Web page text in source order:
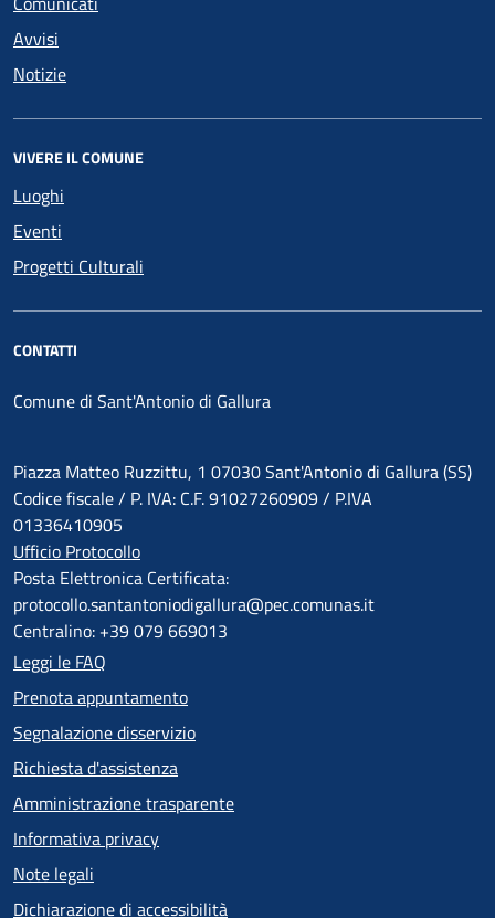
Avvisi
Notizie
VIVERE IL COMUNE
Luoghi
Eventi
Progetti Culturali
CONTATTI
Comune di Sant'Antonio di Gallura
Piazza Matteo Ruzzittu, 1 07030 Sant'Antonio di Gallura (SS)
Codice fiscale / P. IVA: C.F. 91027260909 / P.IVA
01336410905
Ufficio Protocollo
Posta Elettronica Certificata:
protocollo.santantoniodigallura@pec.comunas.it
Centralino: +39 079 669013
Leggi le FAQ
Prenota appuntamento
Segnalazione disservizio
Richiesta d'assistenza
Amministrazione trasparente
Informativa privacy
Note legali
Dichiarazione di accessibilità